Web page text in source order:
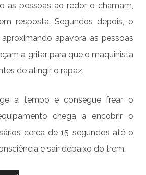
as pessoas ao redor o chamam,
resposta. Segundos depois, o
apavora as pessoas
a gritar para que o maquinista
de atingir o rapaz.
a tempo e consegue frear o
chega a encobrir o
cerca de 15 segundos até o
e sair debaixo do trem.